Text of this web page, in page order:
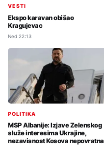
VESTI
Ekspo karavan obišao
Kragujevac
Ned 22:13
POLITIKA
MSP Albanije: Izjave Zelenskog
služe interesima Ukrajine,
nezavisnost Kosova nepovratna